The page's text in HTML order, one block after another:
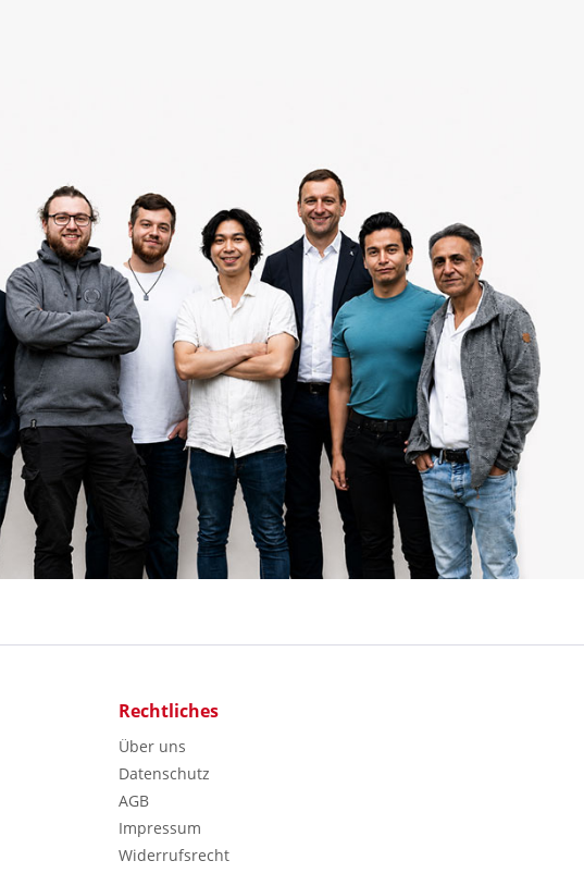
Rechtliches
Über uns
Datenschutz
AGB
Impressum
Widerrufsrecht